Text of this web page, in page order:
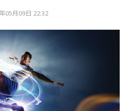
05月09日 22:32